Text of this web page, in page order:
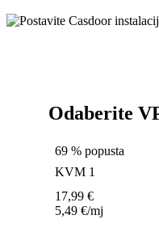
Odaberite
69 % popusta
KVM 1
17,99 €
5,49 €/mj